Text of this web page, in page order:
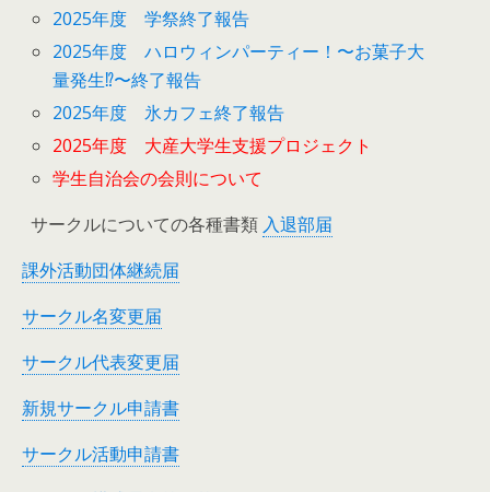
2025年度 学祭終了報告
2025年度 ハロウィンパーティー！〜お菓子大
量発生⁉︎〜終了報告
2025年度 氷カフェ終了報告
2025年度 大産大学生支援プロジェクト
学生自治会の会則について
サークルについての各種書類 入退部届
課外活動団体継続届
サークル名変更届
サークル代表変更届
新規サークル申請書
サークル活動申請書